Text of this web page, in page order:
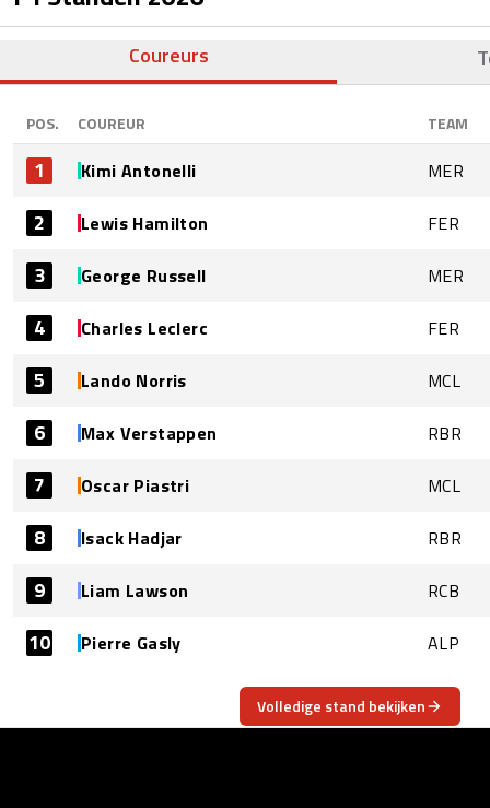
Coureurs
POS. COUREUR TEAM
1 Kimi Antonelli MER
2 Lewis Hamilton FER
3 George Russell MER
4 Charles Leclerc FER
5 Lando Norris MCL
6 Max Verstappen RBR
7 Oscar Piastri MCL
8 Isack Hadjar RBR
9 Liam Lawson RCB
10 Pierre Gasly ALP
Volledige stand bekijken